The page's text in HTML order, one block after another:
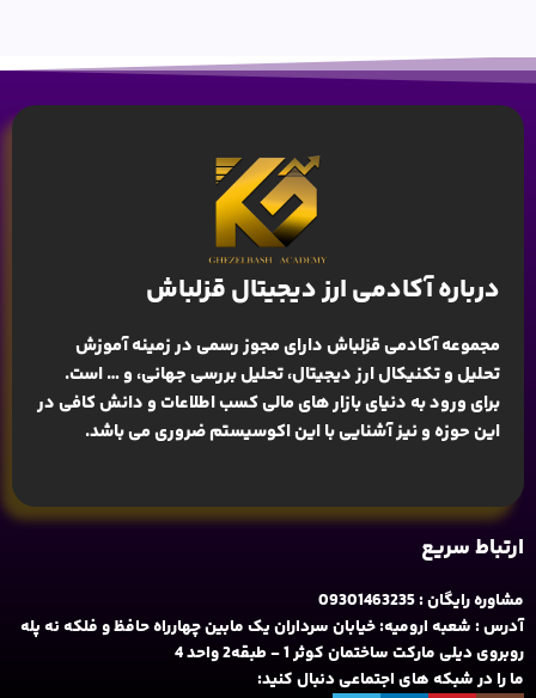
درباره آکادمی ارز دیجیتال قزلباش
مجموعه آکادمی قزلباش دارای مجوز رسمی در زمینهآموزش
تحلیل و تکنیکال ارز دیجیتال، تحلیل بررسی جهانی، و … است.
برای ورود به دنیای بازار های مالی کسب اطلاعات و دانش کافی در
این حوزه و نیز آشنایی با این اکوسیستم ضروری می باشد.
ارتباط سریع
مشاوره رایگان : 09301463235
آدرس : شعبه ارومیه: خیابان سرداران یک مابین چهارراه حافظ و فلکه نه پله
روبروی دیلی مارکت ساختمان کوثر 1 - طبقه2 واحد 4
ما را در شبکه های اجتماعی دنبال کنید: